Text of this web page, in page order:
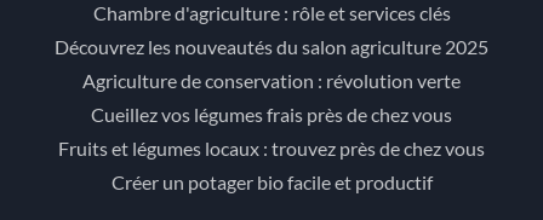
Chambre d'agriculture : rôle et services clés
Découvrez les nouveautés du salon agriculture 2025
Agriculture de conservation : révolution verte
Cueillez vos légumes frais près de chez vous
Fruits et légumes locaux : trouvez près de chez vous
Créer un potager bio facile et productif